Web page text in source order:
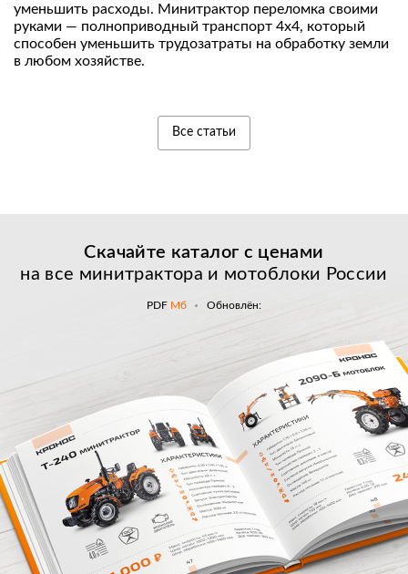
уменьшить расходы. Минитрактор переломка своими
руками — полноприводный транспорт 4х4, который
способен уменьшить трудозатраты на обработку земли
в любом хозяйстве.
Все статьи
Скачайте каталог с ценами
на все минитрактора и мотоблоки России
PDF Мб Обновлён: